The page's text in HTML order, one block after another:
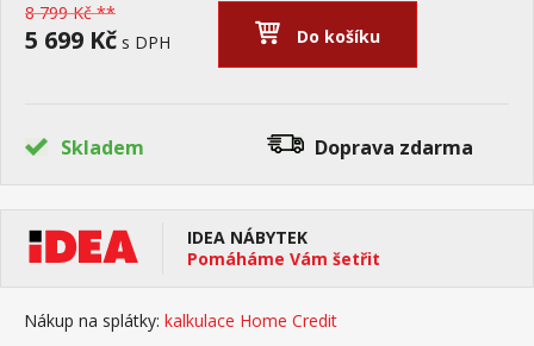
8 799 Kč **
5 699 Kč s DPH Do košíku
Skladem Doprava zdarma
IDEA NÁBYTEK
Pomáháme Vám šetřit
Nákup na splátky: kalkulace Home Credit